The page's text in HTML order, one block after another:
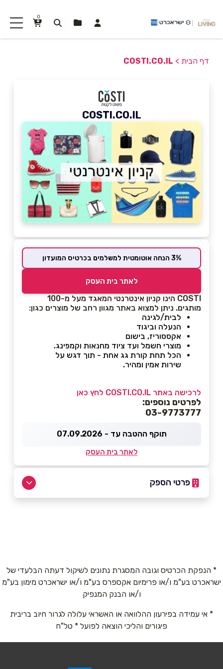
0
דף הבית >
COSTI.CO.IL
COSTI.CO.IL
3% הנחה אוטומטית למשלמים בכרטיס המועדון
לאתר בית העסק
COSTI הינו קניון אינטרנטי המאגד מעל מ-100
מותגים. ניתן למצוא באתר מגוון רחב של מוצרים כגון:
לבית/לגינה
הנעלה וביגוד
אקססוריז, בישום
מוצרי חשמל ועד ציוד מחנאות וקמפינג.
הכל תחת קורת גג אחת - תוך דגש על
שירות אמין ומהיר.
לרכישה באתר COSTI.CO.IL לחץ כאן
לפרטים נוספים:
03-9773777
תוקף ההטבה עד - 07.09.2026
לאתר בית העסק
פרטי הספק
שם מלא*
* הנפקת הכרטיס וגובה המסגרת נתונים לשיקול דעתה הבלעדי של
ישראכרט בע"מ ו/או פרימיום אקספרס בע"מ ו/או ישראכרט מימון בע"מ
ו/או הבנק המנפיק
* אי עמידה בפירעון ההלוואה או האשראי עלולה לגרור חיוב בריבית
פיגורים והליכי הוצאה לפועל * טל"ח